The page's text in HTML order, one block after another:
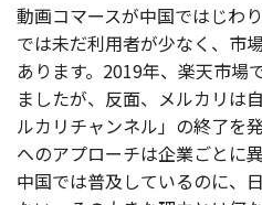
動画コマースが中国ではじわ
では未だ利用者が少なく、市
あります。2019年、楽天市場
ましたが、反面、メルカリは
ルカリチャンネル」の終了を
へのアプローチは企業ごとに異
中国では普及しているのに、